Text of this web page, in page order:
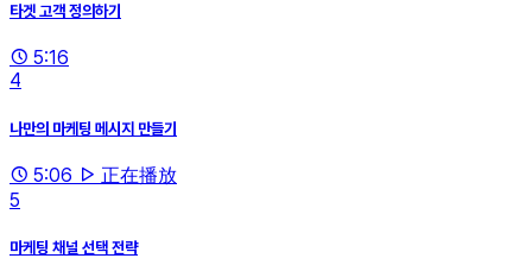
타겟 고객 정의하기
5:16
4
나만의 마케팅 메시지 만들기
5:06
正在播放
5
마케팅 채널 선택 전략